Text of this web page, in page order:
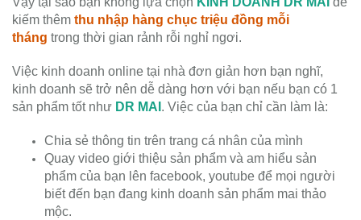
kiếm thêm thu nhập hàng chục triệu đồng mỗi
tháng trong thời gian rảnh rỗi nghỉ ngơi.
Việc kinh doanh online tại nhà đơn giản hơn bạn nghĩ,
kinh doanh sẽ trở nên dễ dàng hơn với bạn nếu bạn có 1
sản phẩm tốt như DR MAI . Việc của bạn chỉ cần làm là:
Chia sẻ thông tin trên trang cá nhân của mình
Quay video giới thiệu sản phẩm và am hiểu sản
phẩm của bạn lên facebook, youtube để mọi người
biết đến bạn đang kinh doanh sản phẩm mai thảo
mộc.